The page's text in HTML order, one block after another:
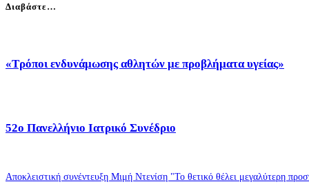
Διαβάστε…
«Τρόποι ενδυνάμωσης αθλητών με προβλήματα υγείας»
52o Πανελλήνιο Ιατρικό Συνέδριο
Αποκλειστική συνέντευξη Μιμή Ντενίση "Το θετικό θέλει μεγαλύτερη